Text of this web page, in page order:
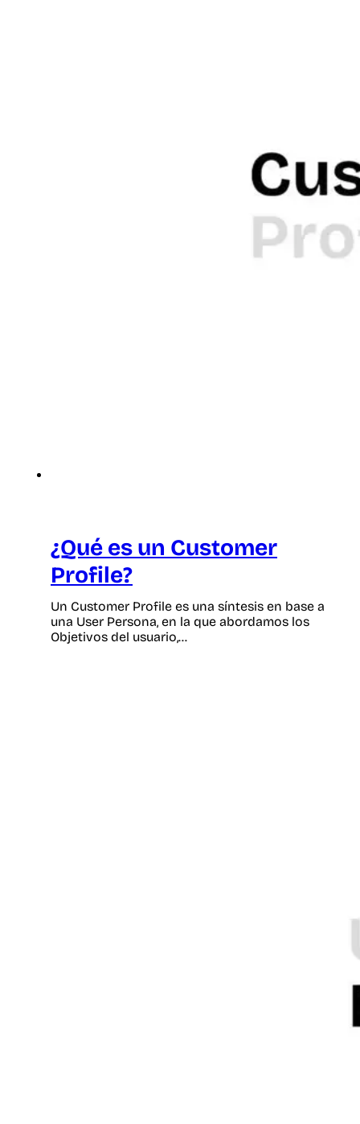
¿Qué es un Customer
Profile?
Un Customer Profile es una síntesis en base a
una User Persona, en la que abordamos los
Objetivos del usuario,…